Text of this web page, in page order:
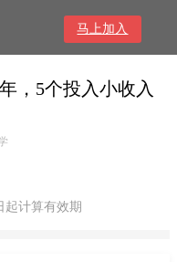
马上加入
，5个投入小收入
起计算有效期